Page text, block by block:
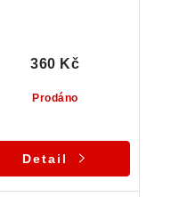
Prodáno
360 Kč
Detail